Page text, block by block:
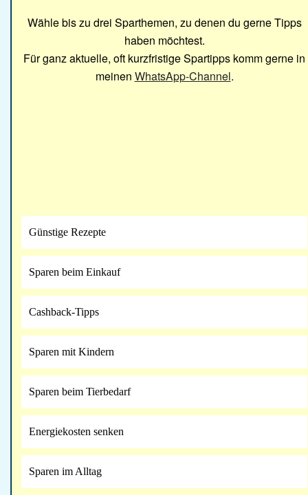
Wähle bis zu drei Sparthemen, zu denen du gerne Tipps
haben möchtest.
Für ganz aktuelle, oft kurzfristige Spartipps komm gerne in
meinen WhatsApp-Channel.
Günstige Rezepte
Sparen beim Einkauf
Cashback-Tipps
Sparen mit Kindern
Sparen beim Tierbedarf
Energiekosten senken
Sparen im Alltag